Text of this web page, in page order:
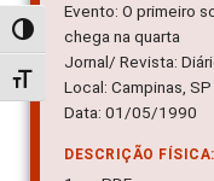
Alternar alto contraste
Alternar tamanho da fonte
Evento: O primeiro
chega na quarta
Jornal/ Revista:
Local: Campinas, SP
Data: 01/05/1990
DESCRIÇÃO FÍSICA: